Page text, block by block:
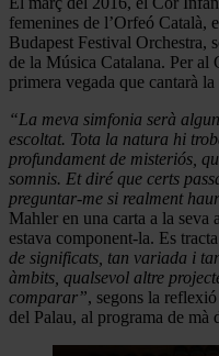
femenines de l’Orfeó Català,
Budapest Festival Orchestra,
de la Música Catalana. Per al
primera vegada que cantarà la
“La meva simfonia serà
escoltat. Tota la natura hi
profundament de misteriós,
somnis. Et diré que certs
preguntar-me si realment
Mahler en una carta a la
estava component-la. Es
de significats, tan variada i
àmbits, qualsevol altre
comparar”, segons la
del Palau, al programa de mà